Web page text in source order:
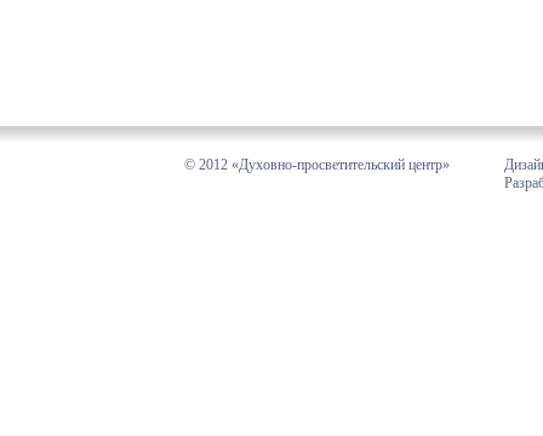
© 2012 «Духовно-просветительский центр»